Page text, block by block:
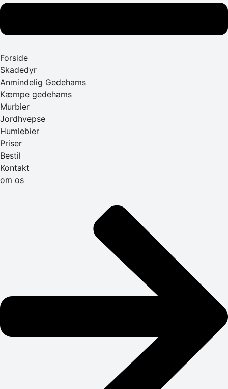
Forside
Skadedyr
Anmindelig Gedehams
Kæmpe gedehams
Murbier
Jordhvepse
Humlebier
Priser
Bestil
Kontakt
om os